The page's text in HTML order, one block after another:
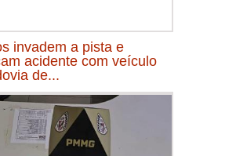
invadem a pista e
acidente com veículo
de...